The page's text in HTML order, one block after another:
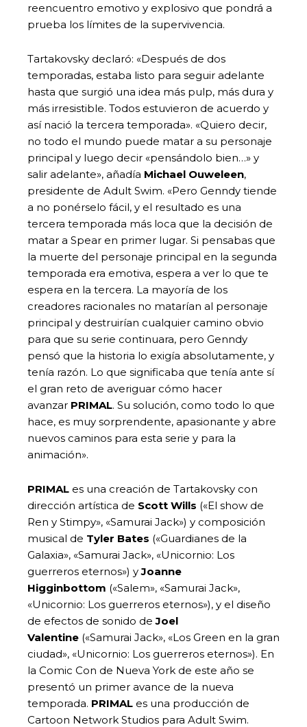
reencuentro emotivo y explosivo que pondrá a
prueba los límites de la supervivencia.
Tartakovsky declaró: «Después de dos
temporadas, estaba listo para seguir adelante
hasta que surgió una idea más pulp, más dura y
más irresistible. Todos estuvieron de acuerdo y
así nació la tercera temporada». «Quiero decir,
no todo el mundo puede matar a su personaje
principal y luego decir «pensándolo bien…» y
salir adelante», añadía Michael Ouweleen,
presidente de Adult Swim. «Pero Genndy tiende
a no ponérselo fácil, y el resultado es una
tercera temporada más loca que la decisión de
matar a Spear en primer lugar. Si pensabas que
la muerte del personaje principal en la segunda
temporada era emotiva, espera a ver lo que te
espera en la tercera. La mayoría de los
creadores racionales no matarían al personaje
principal y destruirían cualquier camino obvio
para que su serie continuara, pero Genndy
pensó que la historia lo exigía absolutamente, y
tenía razón. Lo que significaba que tenía ante sí
el gran reto de averiguar cómo hacer
avanzar PRIMAL. Su solución, como todo lo que
hace, es muy sorprendente, apasionante y abre
nuevos caminos para esta serie y para la
animación».
PRIMAL es una creación de Tartakovsky con
dirección artística de Scott Wills («El show de
Ren y Stimpy», «Samurai Jack») y composición
musical de Tyler Bates («Guardianes de la
Galaxia», «Samurai Jack», «Unicornio: Los
guerreros eternos») yJoanne
Higginbottom («Salem», «Samurai Jack»,
«Unicornio: Los guerreros eternos»), y el diseño
de efectos de sonido deJoel
Valentine («Samurai Jack», «Los Green en la gran
ciudad», «Unicornio: Los guerreros eternos»). En
la Comic Con de Nueva York de este año se
presentó un primer avance de la nueva
temporada. PRIMAL es una producción de
Cartoon Network Studios para Adult Swim.